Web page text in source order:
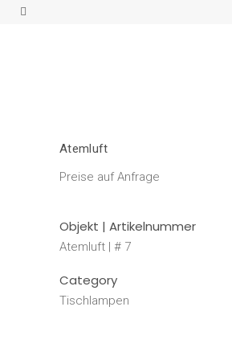
Atemluft
Preise auf Anfrage
Objekt | Artikelnummer
Atemluft | # 7
Category
Tischlampen